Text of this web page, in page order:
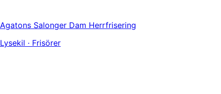
Agatons Salonger Dam Herrfrisering
Lysekil · Frisörer